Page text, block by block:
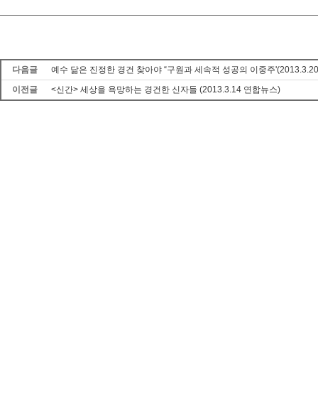
다음글
예수 닮은 진정한 경건 찾아야 “구원과 세속적 성공의 이중주
이전글
<신간> 세상을 욕망하는 경건한 신자들 (2013.3.14 연합뉴스)